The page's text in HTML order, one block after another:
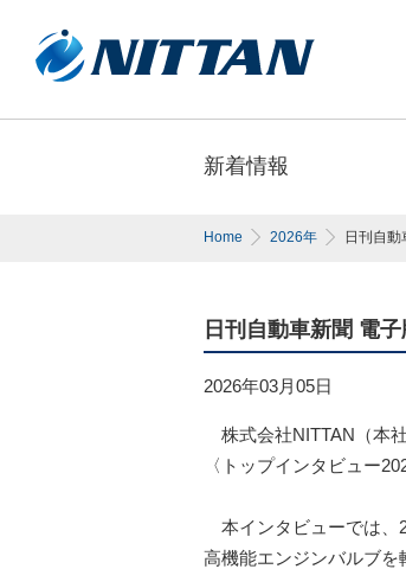
新着情報
Home 2026年 日刊自
日刊自動車新聞 電
2026年03月05日
株式会社NITTAN（本
〈トップインタビュー
本インタビューでは、
高機能エンジンバルブ